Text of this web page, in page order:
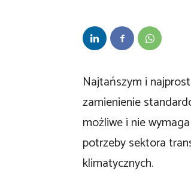
Najtańszym i
zamienienie
możliwe i nie
potrzeby sektora
klimatycznych.